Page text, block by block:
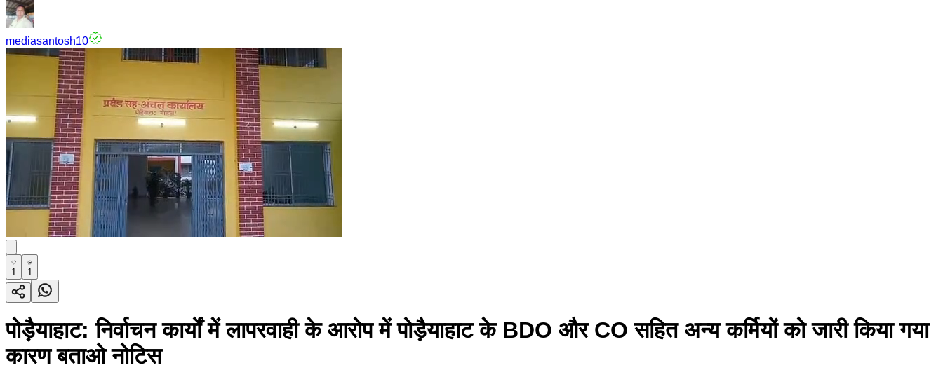
mediasantosh10
1 1
पोड़ैयाहाट: निर्वाचन कार्यों में लापरवाही के आरोप में पोड़ैयाहाट के BDO और CO सहित अन्य कर्मियों को जारी किया गया
कारण बताओ नोटिस